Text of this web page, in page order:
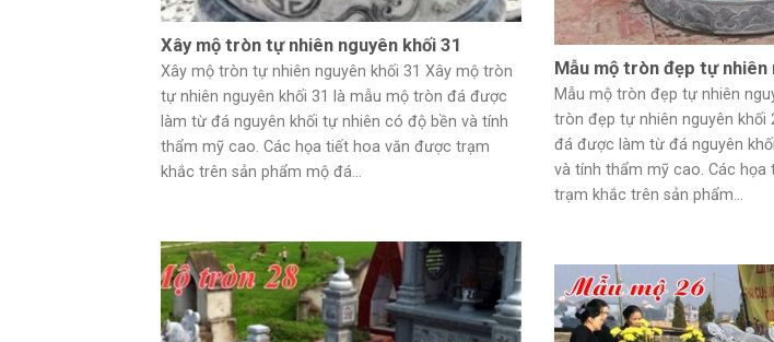
Xây mộ tròn tự nhiên nguyên khối 31
Xây mộ tròn tự nhiên nguyên khối 31 Xây mộ tròn
tự nhiên nguyên khối 31 là mẫu mộ tròn đá được
làm từ đá nguyên khối tự nhiên có độ bền và tính
thẩm mỹ cao. Các họa tiết hoa văn được trạm
khắc trên sản phẩm mộ đá...
Mẫu mộ tròn đẹp tự nhiên
Mẫu mộ tròn đẹp tự nhiên
tròn đẹp tự nhiên nguyên khối
đá được làm từ đá nguyên
và tính thẩm mỹ cao. Các họa
trạm khắc trên sản phẩm...